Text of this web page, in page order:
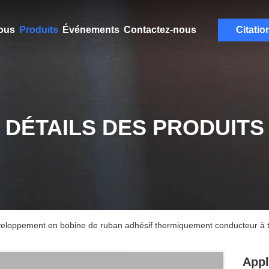
Produits Événements Contactez-nous
DÉTAILS DES PRODUITS
en bobine de ruban adhésif thermiquement conducteur à